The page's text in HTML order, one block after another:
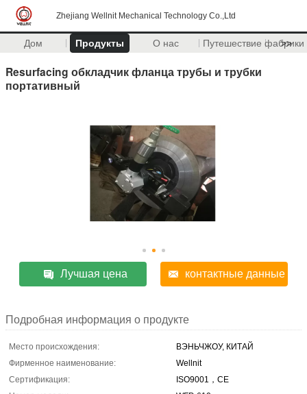
Zhejiang Wellnit Mechanical Technology Co.,Ltd
Дом Продукты О нас Путешествие фабрики
>>
Resurfacing обкладчик фланца трубы и трубки
портативный
Лучшая цена контактные данные
Подробная информация о продукте
Место происхождения:
ВЭНЬЧЖОУ, КИТАЙ
Фирменное наименование:
Wellnit
Сертификация:
ISO9001，CE